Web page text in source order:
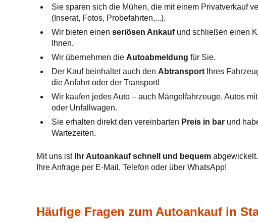
Sie sparen sich die Mühen, die mit einem Privatverkauf
(Inserat, Fotos, Probefahrten,...).
Wir bieten einen seriösen Ankaufund schließen einen
Ihnen.
Wir übernehmen die Autoabmeldung für Sie.
Der Kauf beinhaltet auch den Abtransport Ihres
die Anfahrt oder der Transport!
Wir kaufen jedes Auto – auch Mängelfahrzeuge, Autos
oder Unfallwagen.
Sie erhalten direkt den vereinbarten Preis in bar und
Wartezeiten.
Mit uns ist Ihr Autoankauf schnell und bequem
Ihre Anfrage per E-Mail, Telefon oder über WhatsApp!
Häufige Fragen zum Autoankauf in